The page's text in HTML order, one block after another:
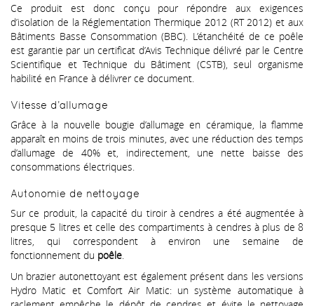
Ce produit est donc conçu pour répondre aux exigences
d’isolation de la Réglementation Thermique 2012 (RT 2012) et aux
Bâtiments Basse Consommation (BBC). L’étanchéité de ce poêle
est garantie par un certificat d’Avis Technique délivré par le Centre
Scientifique et Technique du Bâtiment (CSTB), seul organisme
habilité en France à délivrer ce document.
Vitesse d’allumage
Grâce à la nouvelle bougie d’allumage en céramique, la flamme
apparaît en moins de trois minutes, avec une réduction des temps
d’allumage de 40% et, indirectement, une nette baisse des
consommations électriques.
Autonomie de nettoyage
Sur ce produit, la capacité du tiroir à cendres a été augmentée à
presque 5 litres et celle des compartiments à cendres à plus de 8
litres, qui correspondent à environ une semaine de
fonctionnement du poêle
Un brazier autonettoyant est également présent dans les versions
Hydro Matic et Comfort Air Matic: un système automatique à